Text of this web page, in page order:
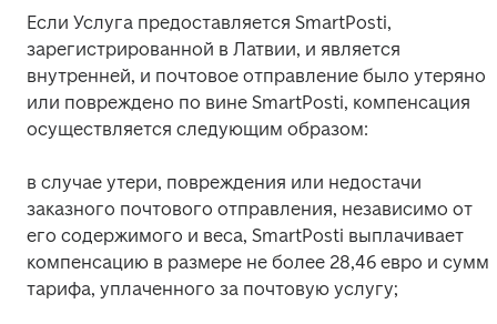
Если Услуга предоставляется SmartPosti,
зарегистрированной в Латвии, и является
внутренней, и почтовое отправление было утеряно
или повреждено по вине SmartPosti, компенсация
осуществляется следующим образом:
в случае утери, повреждения или недостачи
заказного почтового отправления, независимо от
его содержимого и веса, SmartPosti выплачивает
компенсацию в размере не более 28,46 евро и
тарифа, уплаченного за почтовую услугу;